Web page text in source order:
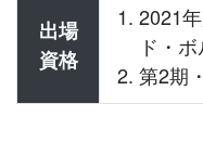
出場
資格
2021
ド・
第2期